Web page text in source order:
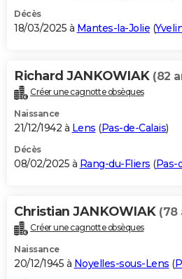
Décès
18/03/2025 à Mantes-la-Jolie (
Richard JANKOWIAK (82
Créer une cagnotte obsèques
Naissance
21/12/1942 à Lens (Pas-de-Calais)
Décès
08/02/2025 à Rang-du-Fliers (Pas-
Christian JANKOWIAK (78
Créer une cagnotte obsèques
Naissance
20/12/1945 à Noyelles-sous-Lens (